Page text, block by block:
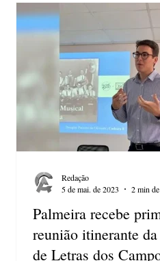
Palmeira recebe
reunião itinerante da
de Letras dos
Redação
5 de mai. de 2023
2 min